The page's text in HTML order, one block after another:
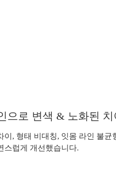
으로 변색 & 노화된
이, 형태 비대칭, 잇몸 라인 불균
스럽게 개선했습니다.